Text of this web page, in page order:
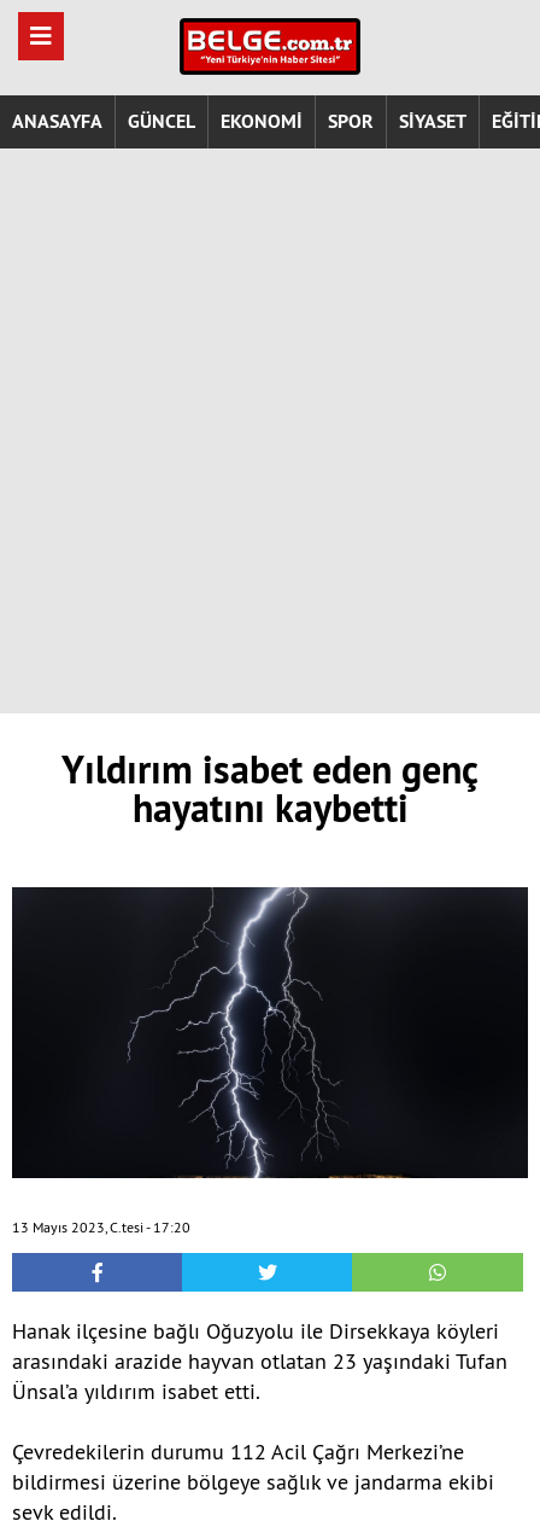
ANASAYFA GÜNCEL EKONOMİ SPOR SİYASET
Yıldırım isabet eden genç
hayatını kaybetti
13 Mayıs 2023, C.tesi - 17:20
Hanak ilçesine bağlı Oğuzyolu ile Dirsekkaya köyleri
arasındaki arazide hayvan otlatan 23 yaşındaki Tufan
Ünsal’a yıldırım isabet etti.
Çevredekilerin durumu 112 Acil Çağrı Merkezi’ne
bildirmesi üzerine bölgeye sağlık ve jandarma ekibi
sevk edildi.